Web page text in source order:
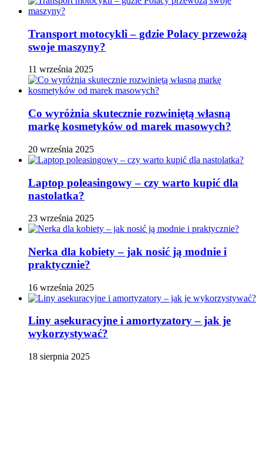
Transport motocykli – gdzie Polacy przewożą
swoje maszyny?
11 września 2025
Co wyróżnia skutecznie rozwiniętą własną
markę kosmetyków od marek masowych?
20 września 2025
Laptop poleasingowy – czy warto kupić dla
nastolatka?
23 września 2025
Nerka dla kobiety – jak nosić ją modnie i
praktycznie?
16 września 2025
Liny asekuracyjne i amortyzatory – jak je
wykorzystywać?
18 sierpnia 2025